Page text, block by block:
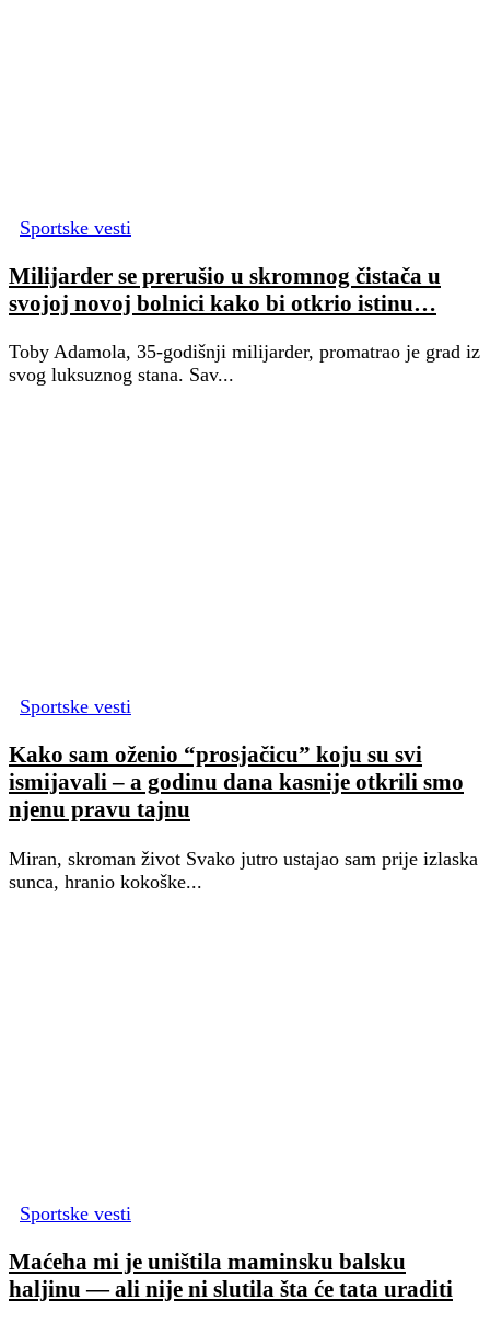
Sportske vesti
Milijarder se prerušio u skromnog čistača u
svojoj novoj bolnici kako bi otkrio istinu…
Toby Adamola, 35-godišnji milijarder, promatrao je grad iz
svog luksuznog stana. Sav...
Sportske vesti
Kako sam oženio “prosjačicu” koju su svi
ismijavali – a godinu dana kasnije otkrili smo
njenu pravu tajnu
Miran, skroman život Svako jutro ustajao sam prije izlaska
sunca, hranio kokoške...
Sportske vesti
Maćeha mi je uništila maminsku balsku
haljinu — ali nije ni slutila šta će tata uraditi